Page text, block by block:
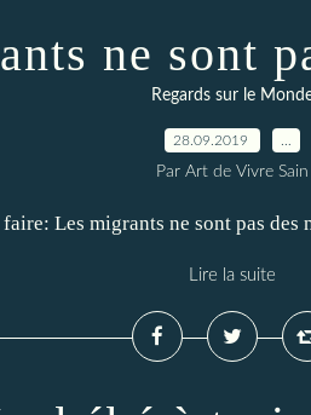
ne sont
Regards sur le
28.09.2019
Par Art de Vivre Sain
Les migrants ne sont pas des
Lire la suite